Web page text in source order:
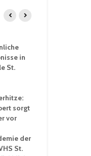
in
St.
sorgt
vor
der
St.